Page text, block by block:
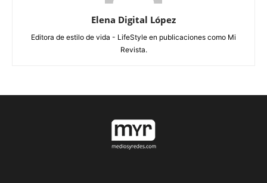
Elena Digital López
Editora de estilo de vida - LifeStyle en publicaciones como Mi
Revista.